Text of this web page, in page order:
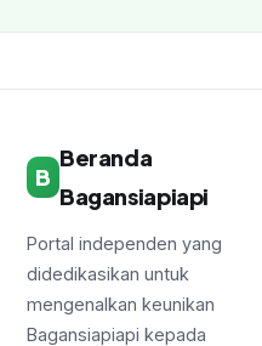
B
Beranda
Bagansiapiapi
Portal independen yang
didedikasikan untuk
mengenalkan keunikan
Bagansiapiapi kepada